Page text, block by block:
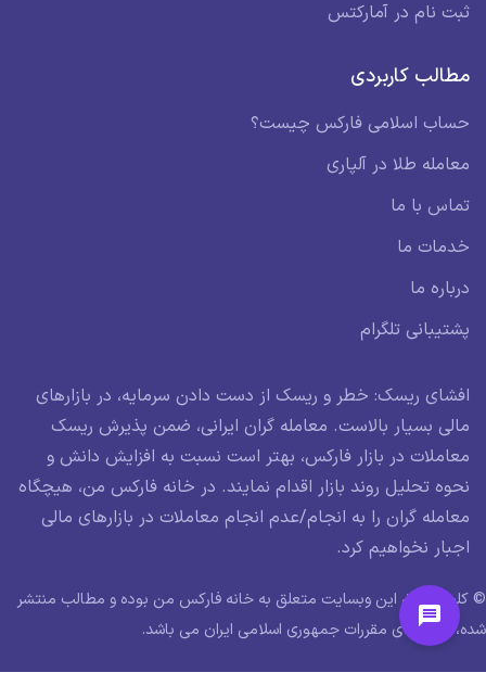
ثبت نام در آمارکتس
مطالب کاربردی
حساب اسلامی فارکس چیست؟
معامله طلا در آلپاری
تماس با ما
خدمات ما
درباره ما
پشتیبانی تلگرام
افشای ریسک: خطر و ریسک از دست دادن سرمایه، در بازارهای
مالی بسیار بالاست. معامله گران ایرانی، ضمن پذیرش ریسک
معاملات در بازار فارکس، بهتر است نسبت به افزایش دانش و
نحوه تحلیل روند بازار اقدام نمایند. در خانه فارکس من، هیچگاه
معامله گران را به انجام/عدم انجام معاملات در بازارهای مالی
اجبار نخواهیم کرد.
© کلیه حقوق این وبسایت متعلق به خانه فارکس من بوده و مطالب منتشر
شده، در راستای مقررات جمهوری اسلامی ایران می باشد.